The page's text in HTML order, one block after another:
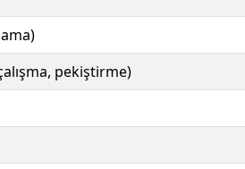
pekiştirme)